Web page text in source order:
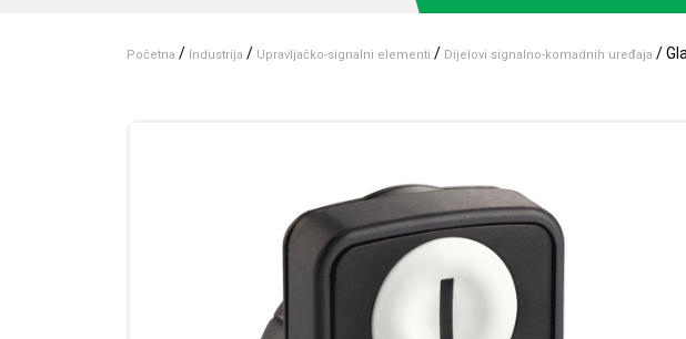
Početna / Industrija / Upravljačko-signalni elementi / Dijelovi signalno-komadnih uređaja /